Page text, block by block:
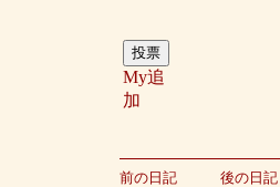
My追
加
前の日記 後の日記